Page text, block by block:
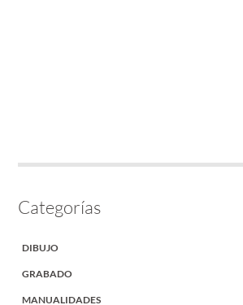
Categorías
DIBUJO
GRABADO
MANUALIDADES